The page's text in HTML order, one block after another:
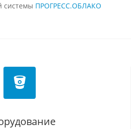
системы ПРОГРЕСС.ОБЛАКО